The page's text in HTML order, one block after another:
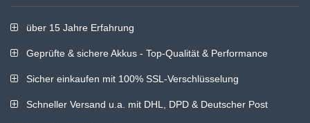
über 15 Jahre Erfahrung
Geprüfte & sichere Akkus - Top-Qualität & Performance
Sicher einkaufen mit 100% SSL-Verschlüsselung
Schneller Versand u.a. mit DHL, DPD & Deutscher Post